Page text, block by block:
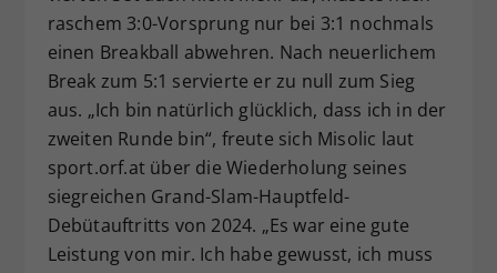
raschem 3:0-Vorsprung nur bei 3:1 nochmals
einen Breakball abwehren. Nach neuerlichem
Break zum 5:1 servierte er zu null zum Sieg
aus. „Ich bin natürlich glücklich, dass ich in der
zweiten Runde bin“, freute sich Misolic laut
sport.orf.at über die Wiederholung seines
siegreichen Grand-Slam-Hauptfeld-
Debütauftritts von 2024. „Es war eine gute
Leistung von mir. Ich habe gewusst, ich muss